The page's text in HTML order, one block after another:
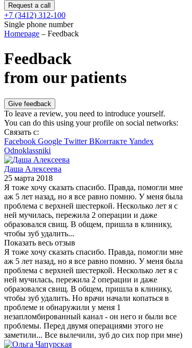
+7 (3412) 312-100
Single phone number
Homepage – Feedback
Feedback
from our patients
To leave a review, you need to introduce yourself.
You can do this using your profile on social networks:
Связать с:
Facebook Google TwitterВКонтакте Yandex
Odnoklassniki
Даша Алексеева
25 марта 2018
Я тоже хочу сказать спасибо. Правда, помогли мне
аж 5 лет назад, но я все равно помню. У меня была
проблема с верхней шестеркой. Несколько лет я с
ней мучилась, пережила 2 операции и даже
образовался свищ. В общем, пришла в клинику,
чтобы зуб удалить...
Показать весь отзыв
Я тоже хочу сказать спасибо. Правда, помогли мне
аж 5 лет назад, но я все равно помню. У меня была
проблема с верхней шестеркой. Несколько лет я с
ней мучилась, пережила 2 операции и даже
образовался свищ. В общем, пришла в клинику,
чтобы зуб удалить. Но врачи начали копаться в
проблеме и обнаружили у меня 1
незапломбированный канал - он него и были все
проблемы. Перед двумя операциями этого не
заметили... Все вылечили, зуб до сих пор при мне)